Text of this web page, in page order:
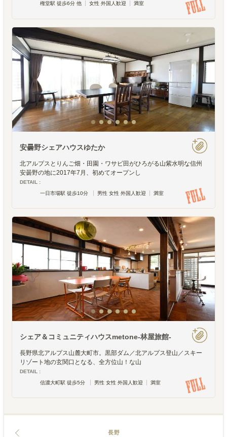
権堂駅 徒歩6分 他
女性 外国人歓迎 満室
安曇野シェアハウスゆたか
北アルプスとりんご畑・田園・ワサビ田がひろがる山紫水明な信州
安曇野の地に2017年7月、初めてオープンし
DETAIL :
一日市場駅 徒歩10分
男性 女性 外国人歓迎 満室
シェア＆コミュニティハウスmetone-林屋旅館-
長野県北アルプス山麓大町市。黒部ダム／北アルプス登山／スキー
リゾート地の玄関口となる、全方位山！な山
DETAIL :
信濃大町駅 徒歩5分
男性 女性 外国人歓迎 満室
長野